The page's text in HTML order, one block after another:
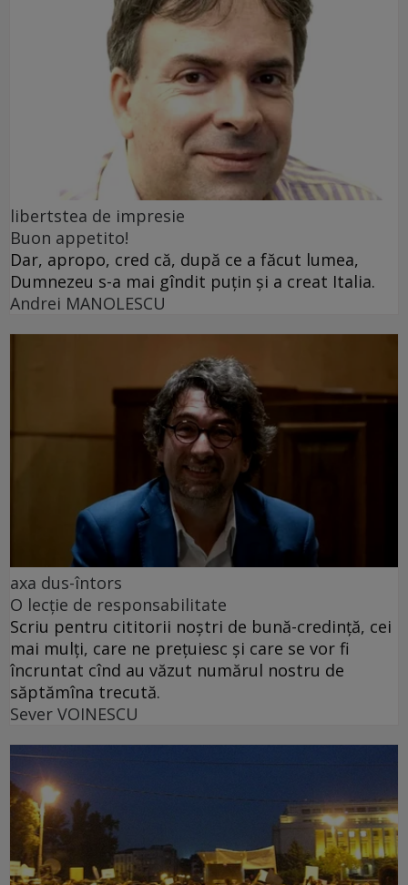
libertstea de impresie
Buon appetito!
Dar, apropo, cred că, după ce a făcut lumea,
Dumnezeu s-a mai gîndit puțin și a creat Italia.
Andrei MANOLESCU
axa dus-întors
O lecție de responsabilitate
Scriu pentru cititorii noștri de bună-credință, cei
mai mulți, care ne prețuiesc și care se vor fi
încruntat cînd au văzut numărul nostru de
săptămîna trecută.
Sever VOINESCU